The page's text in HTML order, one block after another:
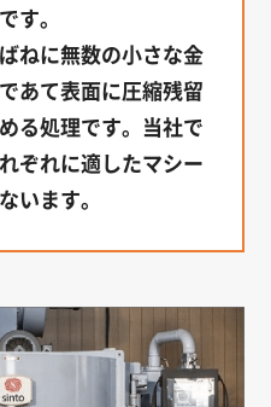
す。
ねに無数の小さな金
あて表面に圧縮残留
る処理です。当社で
ぞれに適したマシー
います。